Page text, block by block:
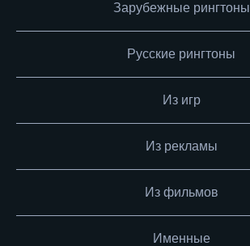
Зарубежные рингтоны
Русские рингтоны
Из игр
Из рекламы
Из фильмов
Именные